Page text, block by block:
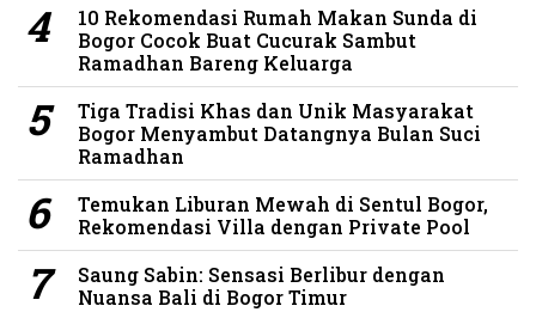
10 Rekomendasi Rumah Makan Sunda di
Bogor Cocok Buat Cucurak Sambut
Ramadhan Bareng Keluarga
Tiga Tradisi Khas dan Unik Masyarakat
Bogor Menyambut Datangnya Bulan Suci
Ramadhan
Temukan Liburan Mewah di Sentul Bogor,
Rekomendasi Villa dengan Private Pool
Saung Sabin: Sensasi Berlibur dengan
Nuansa Bali di Bogor Timur